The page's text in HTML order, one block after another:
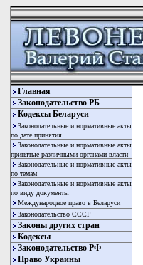
Главная
Законодательство РБ
Кодексы Беларуси
Законодательные и нормативные акты
по дате принятия
Законодательные и нормативные акты
принятые различными органами власти
Законодательные и нормативные акты
по темам
Законодательные и нормативные акты
по виду документы
Международное право в Беларуси
Законодательство СССР
Законы других стран
Кодексы
Законодательство РФ
Право Украины